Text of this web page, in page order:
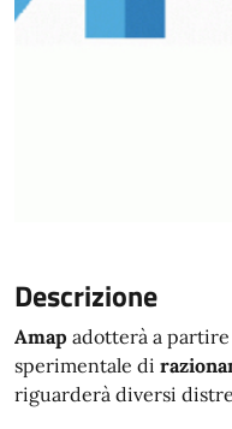
Descrizione
Amap adotterà a
sperimentale di
riguarderà diversi